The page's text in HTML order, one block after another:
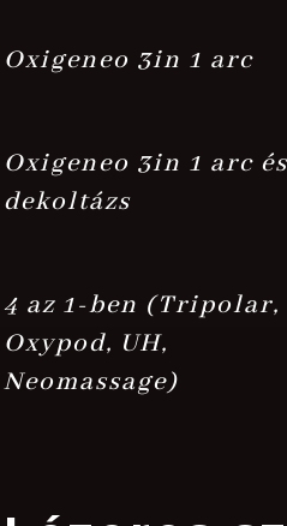
Oxigeneo 3in 1 arc
Oxigeneo 3in 1 arc és
dekoltázs
4 az 1-ben (Tripolar,
Oxypod, UH,
Neomassage)